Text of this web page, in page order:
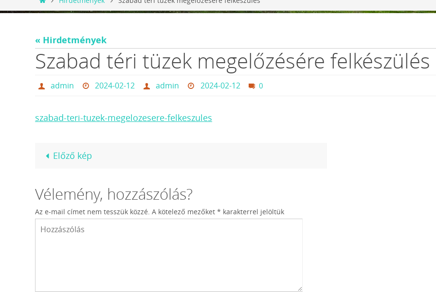
« Hirdetmények
Szabad téri tüzek megelőzésére felkészülés
admin 2024-02-12 admin 2024-02-12 0
szabad-teri-tuzek-megelozesere-felkeszules
Előző kép
Vélemény, hozzászólás?
Az e-mail címet nem tesszük közzé. A kötelező mezőket * karakterrel jelöltük